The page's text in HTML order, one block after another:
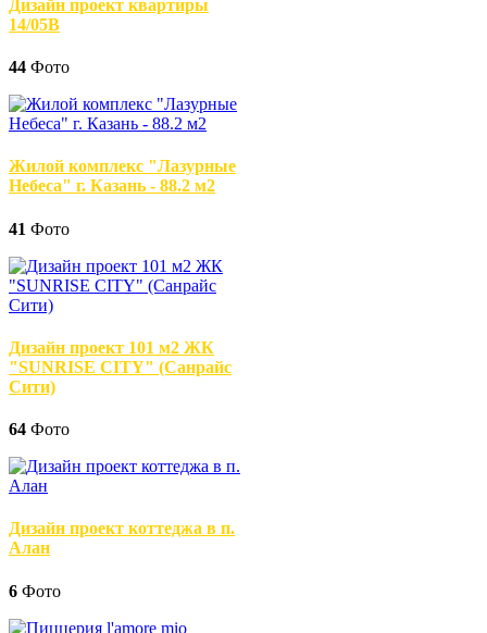
Дизайн проект квартиры
14/05В
44 Фото
Жилой комплекс "Лазурные
Небеса" г. Казань - 88.2 м2
41 Фото
Дизайн проект 101 м2 ЖК
"SUNRISE CITY" (Санрайс
Сити)
64 Фото
Дизайн проект коттеджа в п.
Алан
6 Фото